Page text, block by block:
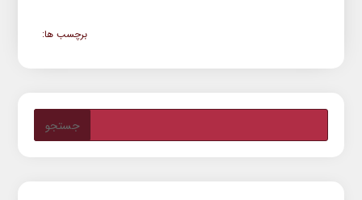
برچسب ها: